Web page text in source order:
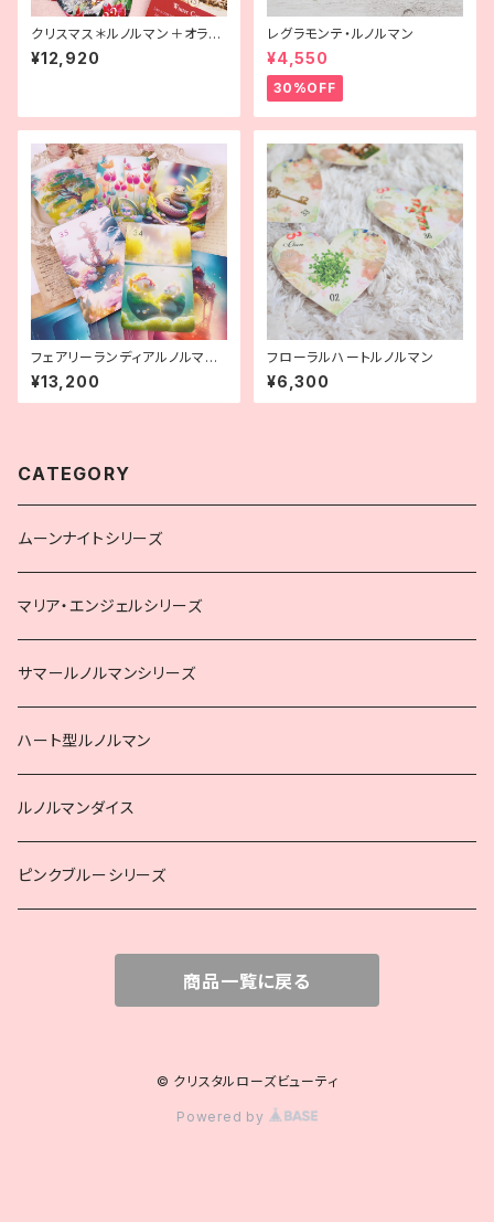
クリスマス＊ルノルマン＋オラク
ルセット
¥12,920
レグラモンテ・ルノルマン
¥4,550
30%OFF
フェアリーランディアルノルマン
セット
¥13,200
フローラルハートルノルマン
¥6,300
CATEGORY
ムーンナイトシリーズ
マリア・エンジェルシリーズ
サマールノルマンシリーズ
ハート型ルノルマン
ルノルマンダイス
ピンクブルーシリーズ
商品一覧に戻る
© クリスタルローズビューティ
Powered by